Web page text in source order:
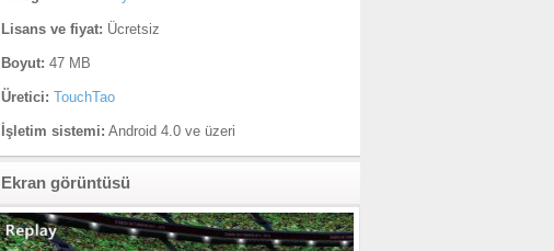
Lisans ve fiyat: Ücretsiz
Boyut: 47 MB
Üretici: TouchTao
İşletim sistemi: Android 4.0 ve üzeri
Ekran görüntüsü